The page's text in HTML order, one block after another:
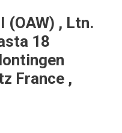
(OAW) , Ltn.
18
France ,